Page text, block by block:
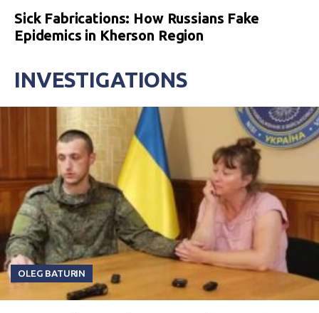
Sick Fabrications: How Russians Fake
Epidemics in Kherson Region
INVESTIGATIONS
OLEG BATURIN